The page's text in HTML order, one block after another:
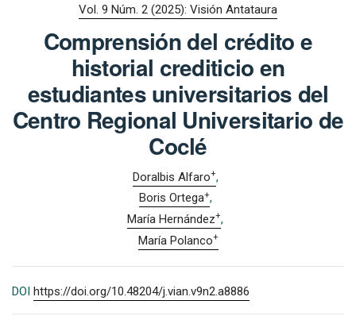
Vol. 9 Núm. 2 (2025): Visión Antataura
Comprensión del crédito e
historial crediticio en
estudiantes universitarios del
Centro Regional Universitario de
Coclé
Doralbis Alfaro+
Boris Ortega+
María Hernández+
María Polanco+
DOI https://doi.org/10.48204/j.vian.v9n2.a8886